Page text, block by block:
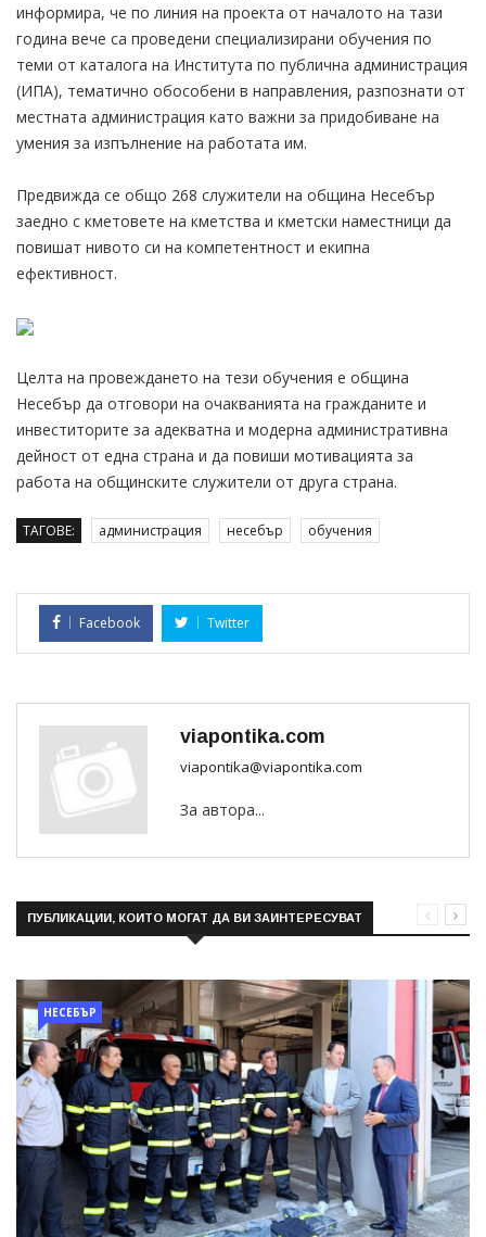
информира, че по линия на проекта от началото на тази
година вече са проведени специализирани обучения по
теми от каталога на Института по публична администрация
(ИПА), тематично обособени в направления, разпознати от
местната администрация като важни за придобиване на
умения за изпълнение на работата им.
Предвижда се общо 268 служители на община Несебър
заедно с кметовете на кметства и кметски наместници да
повишат нивото си на компетентност и екипна
ефективност.
Целта на провеждането на тези обучения е община
Несебър да отговори на очакванията на гражданите и
инвеститорите за адекватна и модерна административна
дейност от една страна и да повиши мотивацията за
работа на общинските служители от друга страна.
ТАГОВЕ: администрация несебър обучения
Facebook Twitter
viapontika.com
viapontika@viapontika.com
За автора...
ПУБЛИКАЦИИ, КОИТО МОГАТ ДА ВИ ЗАИНТЕРЕСУВАТ
НЕСЕБЪР